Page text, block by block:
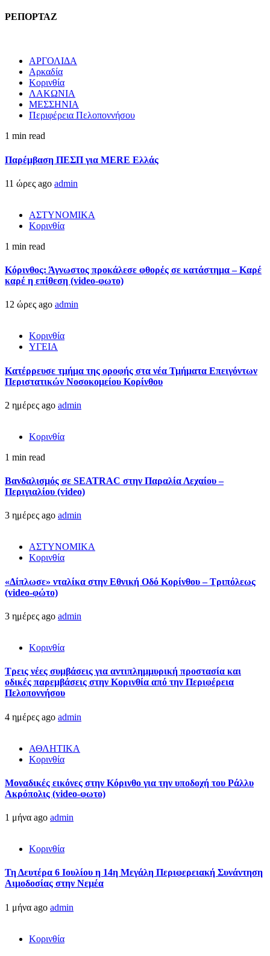
ΡΕΠΟΡΤΑΖ
ΑΡΓΟΛΙΔΑ
Αρκαδία
Κορινθία
ΛΑΚΩΝΙΑ
ΜΕΣΣΗΝΙΑ
Περιφέρεια Πελοποννήσου
1 min read
Παρέμβαση ΠΕΣΠ για MERE Ελλάς
11 ώρες ago admin
ΑΣΤΥΝΟΜΙΚΑ
Κορινθία
1 min read
Κόρινθος: Άγνωστος προκάλεσε φθορές σε κατάστημα – Καρέ
καρέ η επίθεση (video-φωτο)
12 ώρες ago admin
Κορινθία
ΥΓΕΙΑ
Kατέρρευσε τμήμα της οροφής στα νέα Τμήματα Επειγόντων
Περιστατικών Νοσοκομείου Κορίνθου
2 ημέρες ago admin
Κορινθία
1 min read
Βανδαλισμός σε SEATRAC στην Παραλία Λεχαίου –
Περιγιαλίου (video)
3 ημέρες ago admin
ΑΣΤΥΝΟΜΙΚΑ
Κορινθία
«Δίπλωσε» νταλίκα στην Εθνική Oδό Κορίνθου – Τριπόλεως
(video-φώτο)
3 ημέρες ago admin
Κορινθία
Τρεις νέες συμβάσεις για αντιπλημμυρική προστασία και
οδικές παρεμβάσεις στην Κορινθία από την Περιφέρεια
Πελοποννήσου
4 ημέρες ago admin
ΑΘΛΗΤΙΚΑ
Κορινθία
Μοναδικές εικόνες στην Κόρινθο για την υποδοχή του Ράλλυ
Ακρόπολις (video-φωτο)
1 μήνα ago admin
Κορινθία
Τη Δευτέρα 6 Ιουλίου η 14η Μεγάλη Περιφερειακή Συνάντηση
Αιμοδοσίας στην Νεμέα
1 μήνα ago admin
Κορινθία